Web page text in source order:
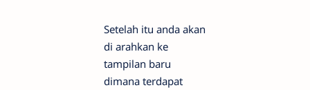
Setelah itu anda akan
di arahkan ke
tampilan baru
dimana terdapat